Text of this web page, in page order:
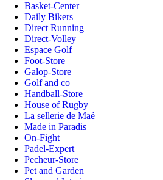
Basket-Center
Daily Bikers
Direct Running
Direct-Volley
Espace Golf
Foot-Store
Galop-Store
Golf and co
Handball-Store
House of Rugby
La sellerie de Maé
Made in Paradis
On-Fight
Padel-Expert
Pecheur-Store
Pet and Garden